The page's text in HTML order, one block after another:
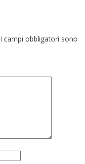
I campi obbligatori sono